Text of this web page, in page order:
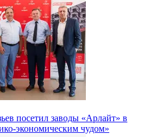
посетил заводы «Арлайт» в
экономическим чудом»